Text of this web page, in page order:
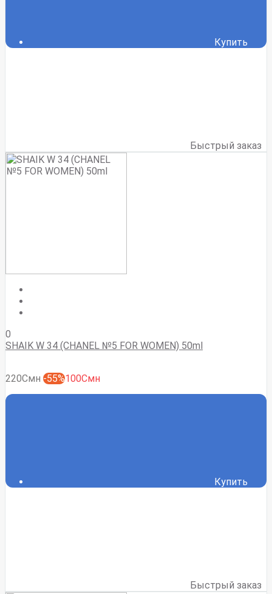
Купить
Быстрый заказ
0
SHAIK W 34 (CHANEL №5 FOR WOMEN) 50ml
220Смн -55%100Смн
Купить
Быстрый заказ